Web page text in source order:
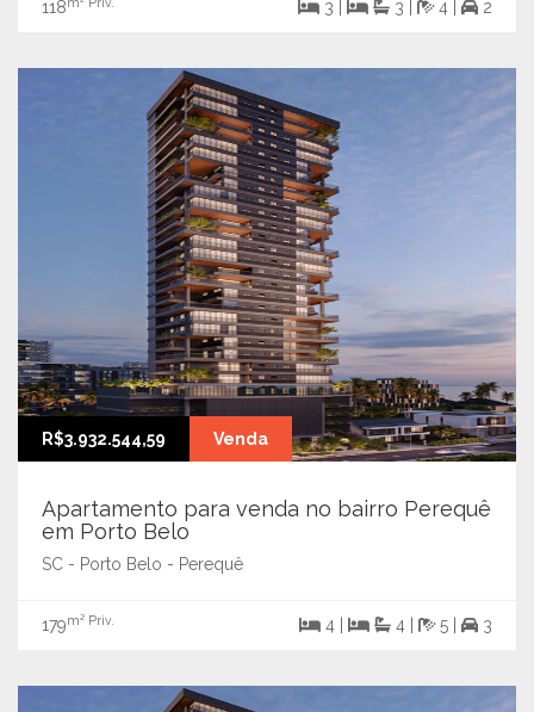
118 3 | 3 | 4 | 2
R$3.932.544,59 Venda
Apartamento para venda no bairro Perequê
em Porto Belo
SC - Porto Belo - Perequê
179m² Priv. 4 | 4 | 5 | 3